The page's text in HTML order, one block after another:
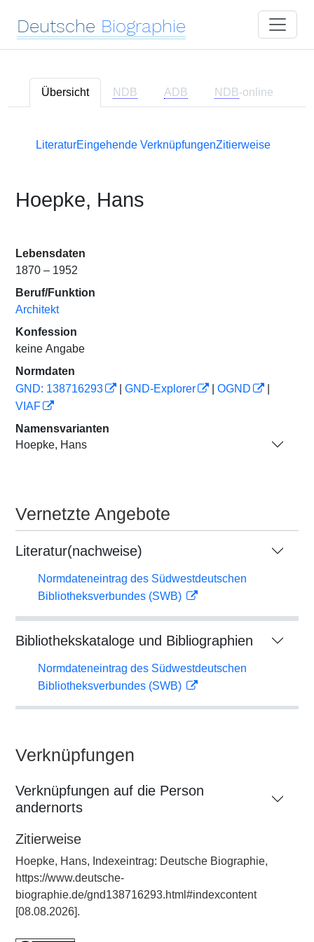
Deutsche Biographie
Übersicht NDB ADB NDB-online
LiteraturEingehende VerknüpfungenZitierweise
Hoepke, Hans
Lebensdaten
1870 – 1952
Beruf/Funktion
Architekt
Konfession
keine Angabe
Normdaten
GND: 138716293
GND-Explorer OGND
VIAF
Namensvarianten
Hoepke, Hans
Vernetzte Angebote
Literatur(nachweise)
Normdateneintrag des Südwestdeutschen
Bibliotheksverbundes (SWB)
Bibliothekskataloge und Bibliographien
Normdateneintrag des Südwestdeutschen
Bibliotheksverbundes (SWB)
Verknüpfungen
Verknüpfungen auf die Person
andernorts
Zitierweise
Hoepke, Hans, Indexeintrag: Deutsche Biographie,
https://www.deutsche-
biographie.de/gnd138716293.html#indexcontent
[08.08.2026].